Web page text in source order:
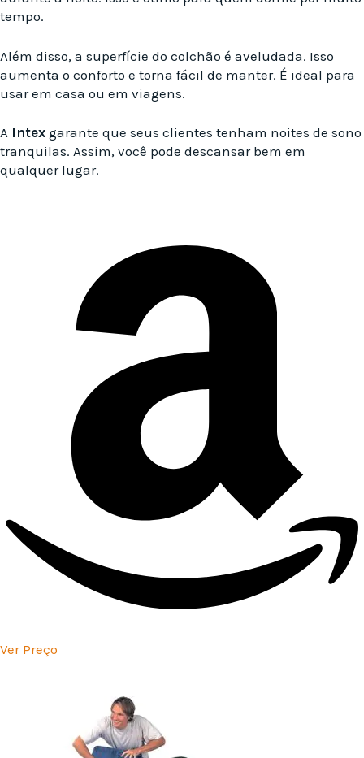
tempo.
Além disso, a superfície do colchão é aveludada. Isso
aumenta o conforto e torna fácil de manter. É ideal para
usar em casa ou em viagens.
A Intex garante que seus clientes tenham noites de sono
tranquilas. Assim, você pode descansar bem em
qualquer lugar.
Ver Preço